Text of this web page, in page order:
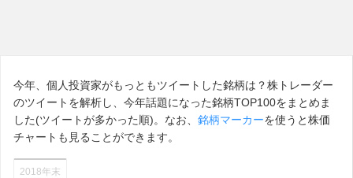
今年、個人投資家がもっともツイートした銘柄は？株トレーダー
のツイートを解析し、今年話題になった銘柄TOP100をまとめま
した(ツイートが多かった順)。なお、 銘柄マーカーを使うと株価
チャートも見ることができます。
2018年末